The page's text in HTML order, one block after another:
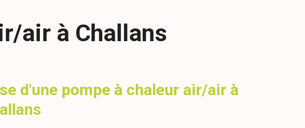
air à Challans
d'une pompe à chaleur air/air à